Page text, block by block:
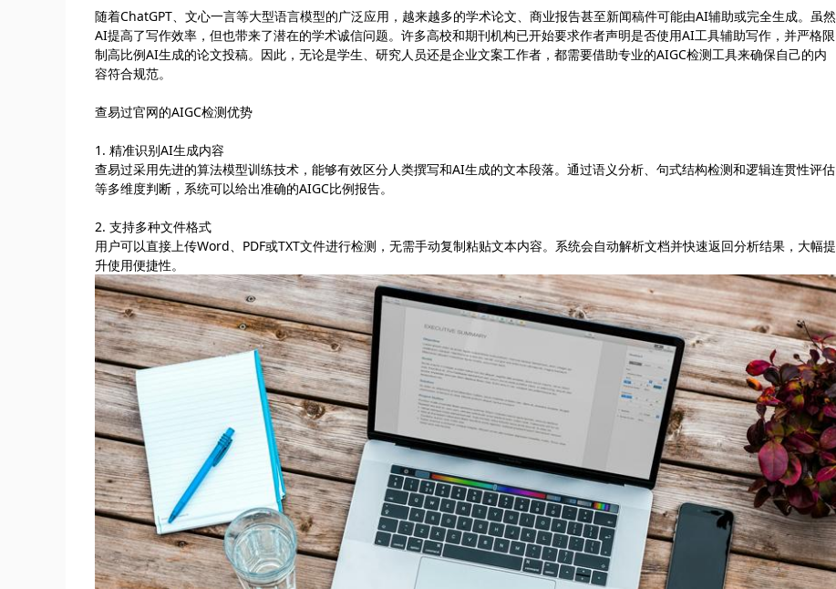
随着ChatGPT、文心一言等大型语言模型的广泛应用，越来越多的学术论文、商业报告甚至新闻稿件可能由AI辅助或完全生成。虽然
AI提高了写作效率，但也带来了潜在的学术诚信问题。许多高校和期刊机构已开始要求作者声明是否使用AI工具辅助写作，并严格限
制高比例AI生成的论文投稿。因此，无论是学生、研究人员还是企业文案工作者，都需要借助专业的AIGC检测工具来确保自己的内
容符合规范。
查易过官网的AIGC检测优势
1. 精准识别AI生成内容
查易过采用先进的算法模型训练技术，能够有效区分人类撰写和AI生成的文本段落。通过语义分析、句式结构检测和逻辑连贯性评估
等多维度判断，系统可以给出准确的AIGC比例报告。
2. 支持多种文件格式
用户可以直接上传Word、PDF或TXT文件进行检测，无需手动复制粘贴文本内容。系统会自动解析文档并快速返回分析结果，大幅提
升使用便捷性。